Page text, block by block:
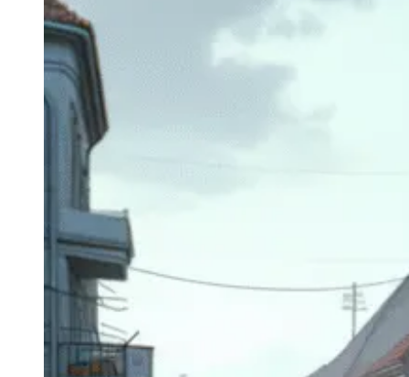
Navigație Dacia Logan 1 (2004–2012)
Navigație Dacia Logan 2 (2012–2020)
Navigatie Audi A6 C6
Navigatie Audi A6 C7
Navigație Ford Focus 1